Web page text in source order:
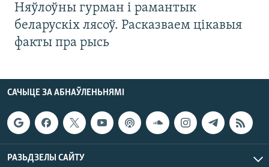
Няўлоўны гурман і рамантык
беларускіх лясоў. Расказваем цікавыя
факты пра рысь
САЧЫЦЕ ЗА АБНАЎЛЕНЬНЯМІ
РАЗЬДЗЕЛЫ САЙТУ